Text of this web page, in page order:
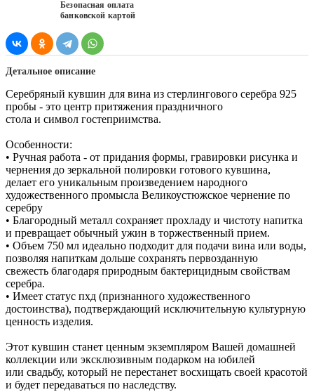
Безопасная оплата
банковской картой
Детальное описание
Серебряный кувшин для вина из стерлингового серебра 925
пробы - это центр притяжения праздничного
стола и символ гостеприимства.
Особенности:
• Ручная работа - от придания формы, гравировки рисунка и
чернения до зеркальной полировки готового кувшина,
делает его уникальным произведением народного
художественного промысла Великоустюжское чернение по
серебру
• Благородный металл сохраняет прохладу и чистоту напитка
и превращает обычный ужин в торжественный прием.
• Объем 750 мл идеально подходит для подачи вина или воды,
позволяя напиткам дольше сохранять первозданную
свежесть благодаря природным бактерицидным свойствам
серебра.
• Имеет статус пхд (признанного художественного
достоинства), подтверждающий исключительную культурную
ценность изделия.
Этот кувшин станет ценным экземпляром Вашей домашней
коллекции или эксклюзивным подарком на юбилей
или свадьбу, который не перестанет восхищать своей красотой
и будет передаваться по наследству.